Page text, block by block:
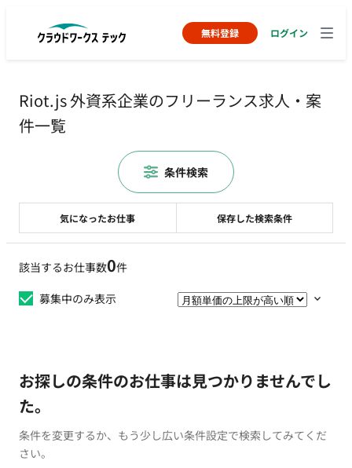
無料登録 ログイン
Riot.js 外資系企業のフリーランス求人・案
件一覧
該当するお仕事数0件
募集中のみ表示
お探しの条件のお仕事は見つかりませんでし
た。
条件を変更するか、もう少し広い条件設定で検索してみてくだ
さい。
気になったお仕事 保存した検索条件
条件検索